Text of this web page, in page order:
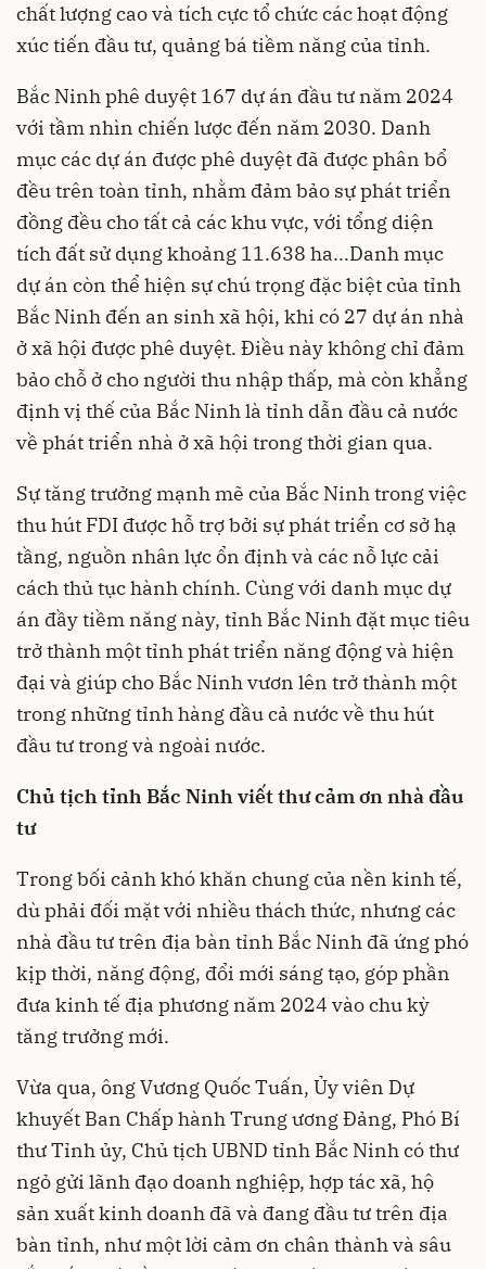
chất lượng cao và tích cực tổ chức các hoạt động
xúc tiến đầu tư, quảng bá tiềm năng của tỉnh.
Bắc Ninh phê duyệt 167 dự án đầu tư năm 2024
với tầm nhìn chiến lược đến năm 2030. Danh
mục các dự án được phê duyệt đã được phân bổ
đều trên toàn tỉnh, nhằm đảm bảo sự phát triển
đồng đều cho tất cả các khu vực, với tổng diện
tích đất sử dụng khoảng 11.638 ha...Danh mục
dự án còn thể hiện sự chú trọng đặc biệt của tỉnh
Bắc Ninh đến an sinh xã hội, khi có 27 dự án nhà
ở xã hội được phê duyệt. Điều này không chỉ đảm
bảo chỗ ở cho người thu nhập thấp, mà còn khẳng
định vị thế của Bắc Ninh là tỉnh dẫn đầu cả nước
về phát triển nhà ở xã hội trong thời gian qua.
Sự tăng trưởng mạnh mẽ của Bắc Ninh trong việc
thu hút FDI được hỗ trợ bởi sự phát triển cơ sở hạ
tầng, nguồn nhân lực ổn định và các nỗ lực cải
cách thủ tục hành chính. Cùng với danh mục dự
án đầy tiềm năng này, tỉnh Bắc Ninh đặt mục tiêu
trở thành một tỉnh phát triển năng động và hiện
đại và giúp cho Bắc Ninh vươn lên trở thành một
trong những tỉnh hàng đầu cả nước về thu hút
đầu tư trong và ngoài nước.
Chủ tịch tỉnh Bắc Ninh viết thư cảm ơn nhà đầu
tư
Trong bối cảnh khó khăn chung của nền kinh tế,
dù phải đối mặt với nhiều thách thức, nhưng các
nhà đầu tư trên địa bàn tỉnh Bắc Ninh đã ứng phó
kịp thời, năng động, đổi mới sáng tạo, góp phần
đưa kinh tế địa phương năm 2024 vào chu kỳ
tăng trưởng mới.
Vừa qua, ông Vương Quốc Tuấn, Ủy viên Dự
khuyết Ban Chấp hành Trung ương Đảng, Phó Bí
thư Tỉnh ủy, Chủ tịch UBND tỉnh Bắc Ninh có thư
ngỏ gửi lãnh đạo doanh nghiệp, hợp tác xã, hộ
sản xuất kinh doanh đã và đang đầu tư trên địa
bàn tỉnh, như một lời cảm ơn chân thành và sâu